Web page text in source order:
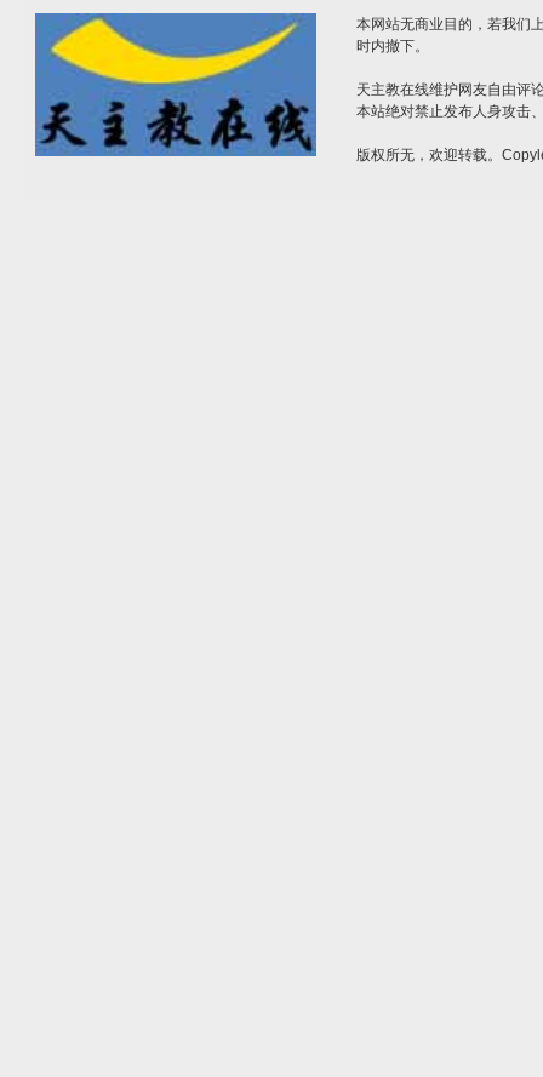
本网站无商业目的，若我们
时内撤下。
天主教在线维护网友自由评
本站绝对禁止发布人身攻击
版权所无，欢迎转载。